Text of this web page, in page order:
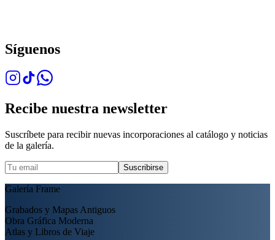
Síguenos
Recibe nuestra newsletter
Suscríbete para recibir nuevas incorporaciones al catálogo y noticias
de la galería.
Suscribirse
Galería Frame
Grabados y Mapas Antiguos
Obra Gráfica Moderna
Atlas y Libros de Viaje